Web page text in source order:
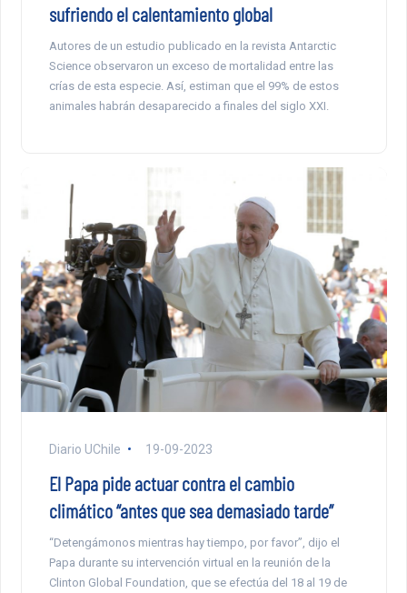
sufriendo el calentamiento global
Autores de un estudio publicado en la revista Antarctic
Science observaron un exceso de mortalidad entre las
crías de esta especie. Así, estiman que el 99% de estos
animales habrán desaparecido a finales del siglo XXI.
Diario UChile 19-09-2023
El Papa pide actuar contra el cambio
climático “antes que sea demasiado tarde”
“Detengámonos mientras hay tiempo, por favor”, dijo el
Papa durante su intervención virtual en la reunión de la
Clinton Global Foundation, que se efectúa del 18 al 19 de